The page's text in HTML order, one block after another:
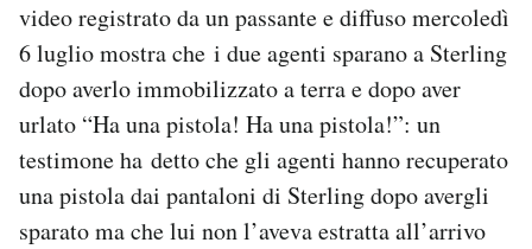
Newsletter
Notifiche mobile
Regala il Post
Hai bisogno di aiuto?
Esci
video registrato da un passante e diffuso mercoledì
6 luglio mostra che i due agenti sparano a Sterling
dopo averlo immobilizzato a terra e dopo aver
urlato “Ha una pistola! Ha una pistola!”: un
testimone ha detto che gli agenti hanno recuperato
una pistola dai pantaloni di Sterling dopo avergli
sparato ma che lui non l’aveva estratta all’arrivo